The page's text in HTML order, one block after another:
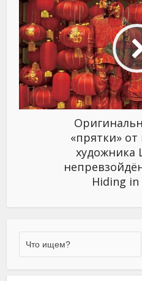
«прятки» от
художника
Hiding